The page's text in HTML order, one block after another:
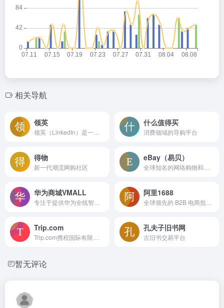
相关导航
领英 什么值得买
消费领域的导购平台
得物
新一代潮流网购社区
eBay（易贝）
华为商城VMALL 阿里1688
Trip.com 孔夫子旧书网
古旧书交易平台
暂无评论